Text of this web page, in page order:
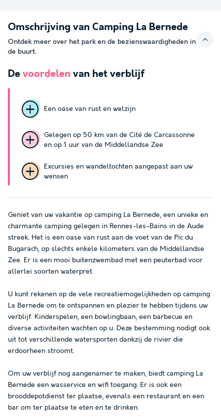
Omschrijving van Camping La Bernede
Ontdek meer over het park en de bezienswaardigheden in
de buurt.
De voordelen van het verblijf
Een oase van rust en welzijn
Gelegen op 50 km van de Cité de Carcassonne
en op 1 uur van de Middellandse Zee
Excursies en wandeltochten aangepast aan uw
wensen
Geniet van uw vakantie op camping La Bernede, een unieke en
charmante camping gelegen in Rennes-les-Bains in de Aude
streek. Het is een oase van rust aan de voet van de Pic du
Bugarach, op slechts enkele kilometers van de Middellandse
Zee. Er is een mooi buitenzwembad met een peuterbad voor
allerlei soorten waterpret.
U kunt rekenen op de vele recreatiemogelijkheden op camping
La Bernede om te ontspannen en plezier te hebben tijdens uw
verblijf. Kinderspelen, een bowlingbaan, een barbecue en
diverse activiteiten wachten op u. Deze bestemming nodigt ook
uit tot verschillende watersporten dankzij de rivier die
erdoorheen stroomt.
Om uw verblijf nog aangenamer te maken, biedt camping La
Bernede een wasservice en wifi toegang. Er is ook een
brooddepotdienst ter plaatse, evenals een restaurant en een
bar om ter plaatse te eten en te drinken.